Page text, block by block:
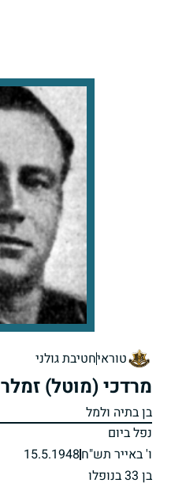
טוראיחטיבת גולני
מרדכי (מוטל) זמלר
בן בתיה ולמל
נפל ביום
ו' באייר תש"ח15.5.1948
בן 33 בנופלו